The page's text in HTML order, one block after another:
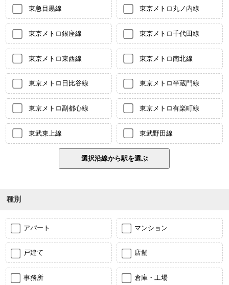
東急目黒線 東京メトロ丸ノ内線
東京メトロ銀座線 東京メトロ千代田線
東京メトロ東西線 東京メトロ南北線
東京メトロ日比谷線 東京メトロ半蔵門線
東京メトロ副都心線 東京メトロ有楽町線
東武東上線 東武野田線
種別
アパート マンション
戸建て 店舗
事務所 倉庫・工場